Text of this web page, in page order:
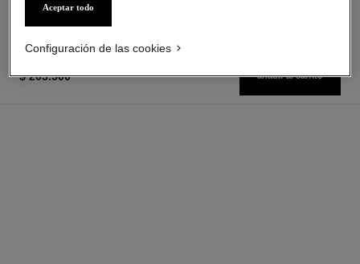
Ver información
$ 203.500* añadir al carrito
Aceptar todo
Configuración de las cookies